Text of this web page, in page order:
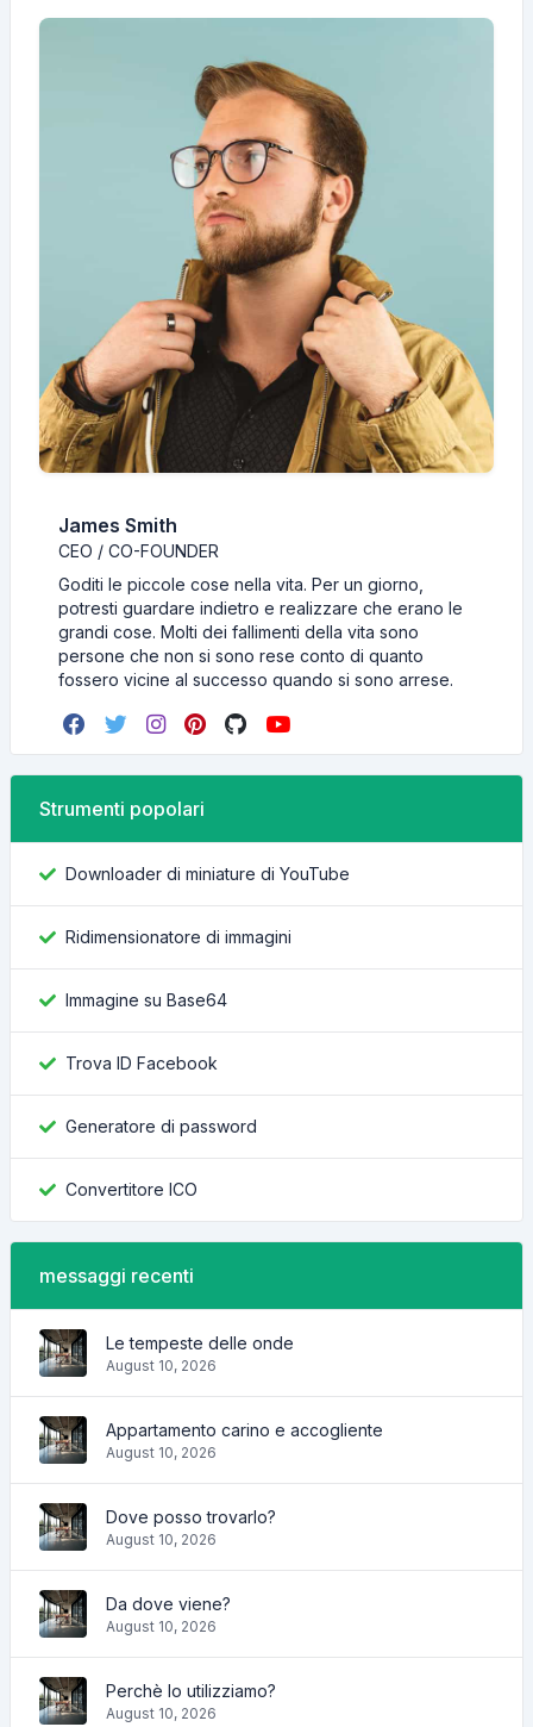
James Smith
CEO / CO-FOUNDER
Goditi le piccole cose nella vita. Per un giorno,
potresti guardare indietro e realizzare che erano le
grandi cose. Molti dei fallimenti della vita sono
persone che non si sono rese conto di quanto
fossero vicine al successo quando si sono arrese.
Strumenti popolari
Downloader di miniature di YouTube
Ridimensionatore di immagini
Immagine su Base64
Trova ID Facebook
Generatore di password
Convertitore ICO
messaggi recenti
Le tempeste delle onde
August 10, 2026
Appartamento carino e accogliente
August 10, 2026
Dove posso trovarlo?
August 10, 2026
Da dove viene?
August 10, 2026
Perchè lo utilizziamo?
August 10, 2026